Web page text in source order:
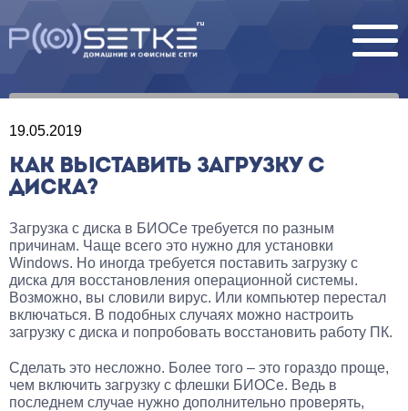
19.05.2019
КАК ВЫСТАВИТЬ ЗАГРУЗКУ С
ДИСКА?
Загрузка с диска в БИОСе требуется по разным
причинам. Чаще всего это нужно для установки
Windows. Но иногда требуется поставить загрузку с
диска для восстановления операционной системы.
Возможно, вы словили вирус. Или компьютер перестал
включаться. В подобных случаях можно настроить
загрузку с диска и попробовать восстановить работу ПК.
Сделать это несложно. Более того – это гораздо проще,
чем включить загрузку с флешки БИОСе. Ведь в
последнем случае нужно дополнительно проверять,